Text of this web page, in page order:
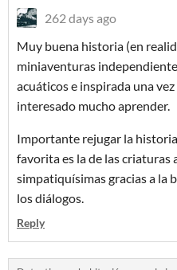
262 days ago
Muy buena historia (en
miniaventuras
acuáticos e inspirada una
interesado mucho aprender.
Importante rejugar la
favorita es la de las criaturas
simpatiquísimas gracias a la
los diálogos.
Reply